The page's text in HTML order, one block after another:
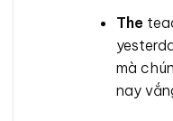
The
mà
nay